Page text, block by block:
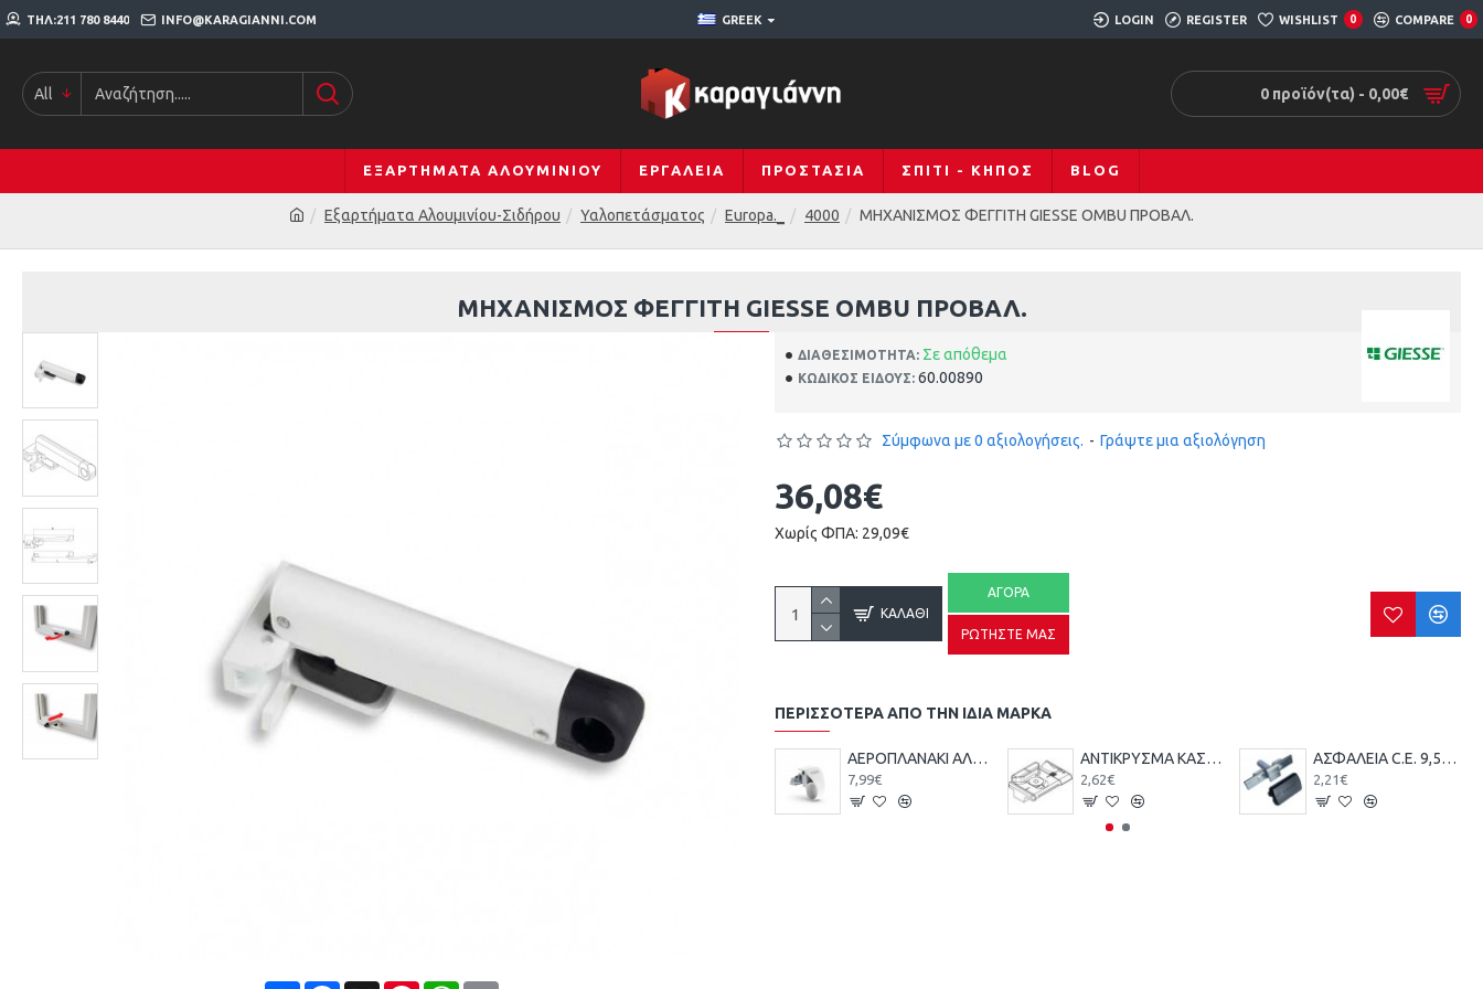
ΤΗΛ:211 780 8440 INFO@KARAGIANNI.COM GREEK LOGIN REGISTER WISHLIST 0 COMPARE 0
All 0 προϊόν(τα) - 0,00€
ΕΞΑΡΤΉΜΑΤΑ ΑΛΟΥΜΙΝΊΟΥ ΕΡΓΑΛΕΊΑ ΠΡΟΣΤΑΣΊΑ ΣΠΊΤΙ - ΚΉΠΟΣ BLOG
Εξαρτήματα Αλουμινίου-Σιδήρου Υαλοπετάσματος Europa._ 4000 ΜΗΧΑΝΙΣΜΟΣ ΦΕΓΓΙΤΗ GIESSE OMBU ΠΡΟΒΑΛ.
ΜΗΧΑΝΙΣΜΟΣ ΦΕΓΓΙΤΗ GIESSE OMBU ΠΡΟΒΑΛ.
ΔΙΑΘΕΣΙΜΌΤΗΤΑ: Σε απόθεμα
ΚΩΔΙΚΌΣ ΕΊΔΟΥΣ: 60.00890
Σύμφωνα με 0 αξιολογήσεις. - Γράψτε μια αξιολόγηση
36,08€
Χωρίς ΦΠΑ: 29,09€
ΚΑΛΆΘΙ
ΑΓΟΡΆ
ΡΩΤΉΣΤΕ ΜΑΣ
ΠΕΡΙΣΣΌΤΕΡΑ ΑΠΌ ΤΗΝ ΙΔΙΑ ΜΆΡΚΑ
ΑΕΡΟΠΛΑΝΑΚΙ ΑΛΟΥΜΙΝΙΟΥ TWIN GIESSE
7,99€
ΑΝΤΙΚΡΥΣΜΑ ΚΑΣΑΣ ΡΥΘΜΙΖΟΜΕΝΟ GIESSE
2,62€
ΑΣΦΑΛΕΙΑ C.E. 9,5mm ΚΙΤ ΠΕΙΡΟΥ
2,21€